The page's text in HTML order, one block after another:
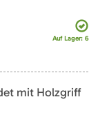
Auf Lager: 6
mit Holzgriff